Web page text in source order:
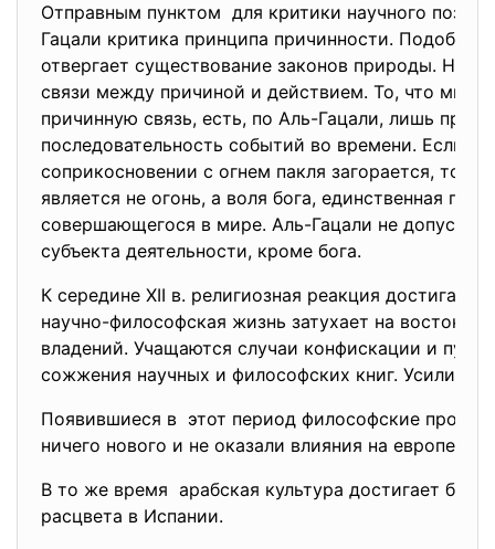
Отправным пунктом для критики научного
Гацали критика принципа причинности. Подобно
отвергает существование законов природы. Нет
связи между причиной и действием. То, что мы
причинную связь, есть, по Аль-Гацали, лишь
последовательность событий во времени. Если
соприкосновении с огнем пакля загорается, то
является не огонь, а воля бога, единственная
совершающегося в мире. Аль-Гацали не допускал
субъекта деятельности, кроме бога.
К середине XII в. религиозная реакция достигает
научно-философская жизнь затухает на востоке
владений. Учащаются случаи конфискации и
сожжения научных и философских книг.
Появившиеся в этот период философские
ничего нового и не оказали влияния на
В то же время арабская культура достигает
расцвета в Испании.